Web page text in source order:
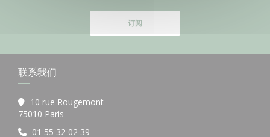
订阅
联系我们
10 rue Rougemont
75010 Paris
01 55 32 02 39